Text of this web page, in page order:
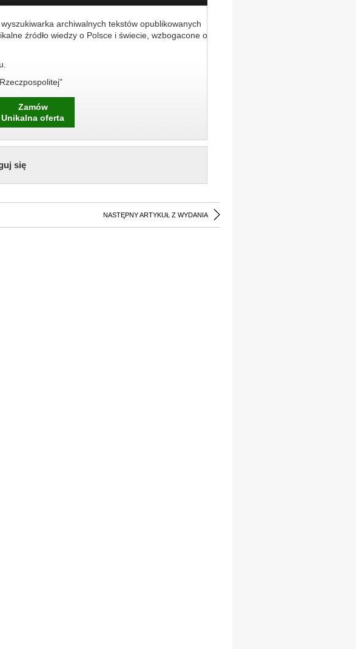
archiwalnych tekstów opublikowanych
źródło wiedzy o Polsce i świecie, wzbogacone o
Zamów
Unikalna oferta
się
NASTĘPNY ARTYKUŁ Z WYDANIA